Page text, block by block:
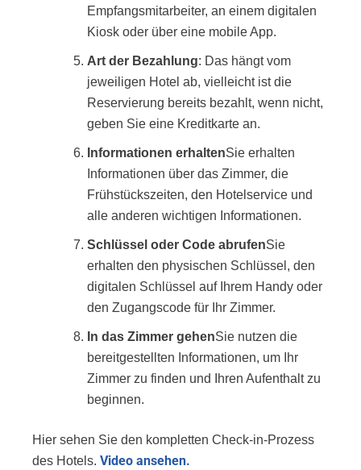
Empfangsmitarbeiter, an einem digitalen
Kiosk oder über eine mobile App.
Art der Bezahlung: Das hängt vom
jeweiligen Hotel ab, vielleicht ist die
Reservierung bereits bezahlt, wenn nicht,
geben Sie eine Kreditkarte an.
Informationen erhaltenSie erhalten
Informationen über das Zimmer, die
Frühstückszeiten, den Hotelservice und
alle anderen wichtigen Informationen.
Schlüssel oder Code abrufenSie
erhalten den physischen Schlüssel, den
digitalen Schlüssel auf Ihrem Handy oder
den Zugangscode für Ihr Zimmer.
In das Zimmer gehenSie nutzen die
bereitgestellten Informationen, um Ihr
Zimmer zu finden und Ihren Aufenthalt zu
beginnen.
Hier sehen Sie den kompletten Check-in-Prozess
des Hotels. Video ansehen.